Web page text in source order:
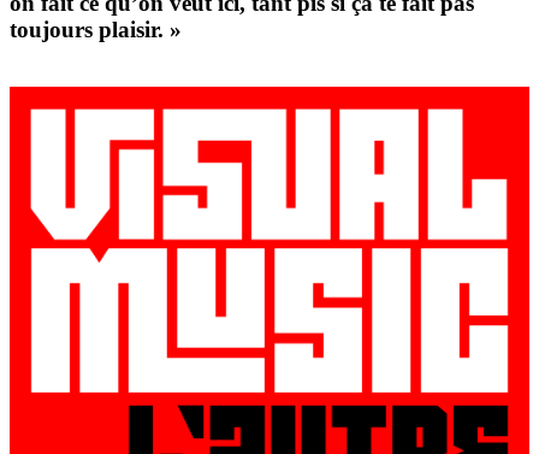
toujours plaisir. »